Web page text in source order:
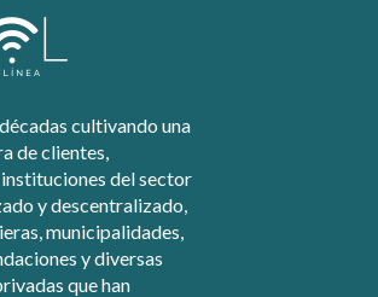
cultivando una
de clientes,
del sector
y descentralizado,
municipalidades,
y diversas
que han